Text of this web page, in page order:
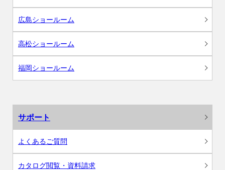
広島ショールーム
高松ショールーム
福岡ショールーム
サポート
よくあるご質問
カタログ閲覧・資料請求